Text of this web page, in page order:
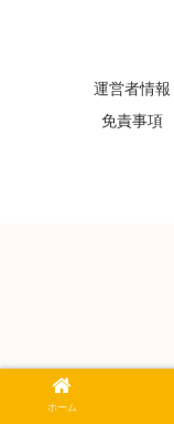
運営者情報
免責事項
ホーム